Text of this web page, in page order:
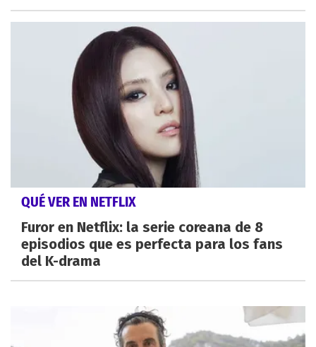
QUÉ VER EN NETFLIX
Furor en Netflix: la serie coreana de 8
episodios que es perfecta para los fans
del K-drama